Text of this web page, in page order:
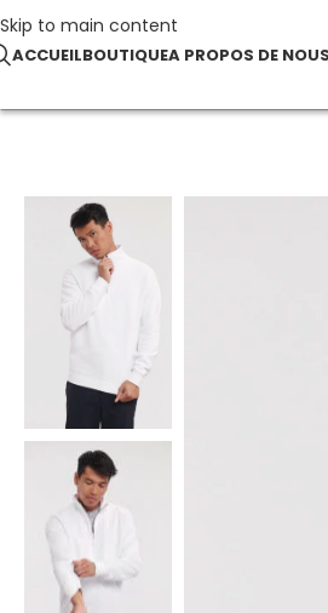
Skip to main content
ACCUEILBOUTIQUEA PROPOS DE NOUS